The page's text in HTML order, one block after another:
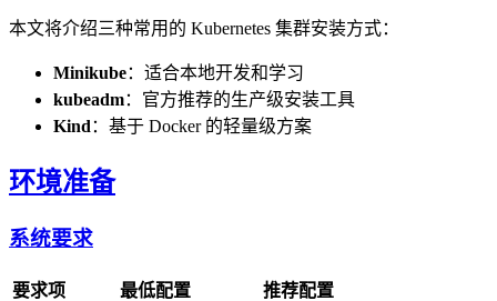
本文将介绍三种常用的 Kubernetes 集群安装方式：
Minikube：适合本地开发和学习
kubeadm：官方推荐的生产级安装工具
Kind：基于 Docker 的轻量级方案
环境准备
系统要求
要求项 最低配置
推荐配置